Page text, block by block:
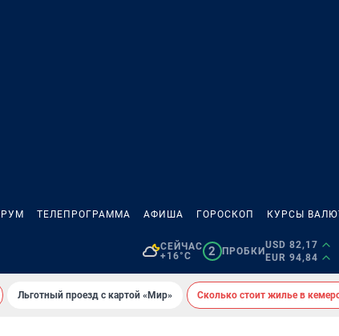
ТЕЛЕПРОГРАММА АФИША ГОРОСКОП КУРСЫ
СЕЙЧАС
+16°C
2 ПРОБКИ
USD 82,17
EUR 94,84
Льготный проезд с картой «Мир» Сколько стоит жилье в